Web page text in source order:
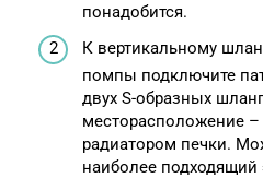
понадобится.
К вертикальному
помпы подключите
двух S-образных
месторасположение
радиатором печки.
наиболее